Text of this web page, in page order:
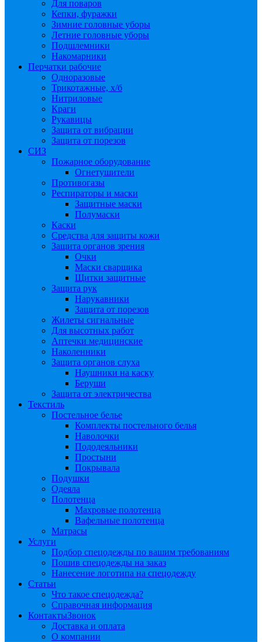
Для поваров
Кепки, фуражки
Зимние головные уборы
Летние головные уборы
Подшлемники
Накомарники
Перчатки рабочие
Одноразовые
Трикотажные, х/б
Нитриловые
Краги
Рукавицы
Защита от вибрации
Защита от порезов
СИЗ
Пожарное оборудование
Огнетушители
Противогазы
Респираторы и маски
Защитные маски
Полумаски
Каски
Средства для защиты кожи
Защита органов зрения
Очки
Маски сварщика
Щитки защитные
Защита рук
Нарукавники
Защита от порезов
Жилеты сигнальные
Для высотных работ
Аптечки медицинские
Наколенники
Защита органов слуха
Наушники на каску
Беруши
Защита от электричества
Текстиль
Постельное белье
Комплекты постельного белья
Наволочки
Пододеяльники
Простыни
Покрывала
Подушки
Одеяла
Полотенца
Махровые полотенца
Вафельные полотенца
Матрасы
Услуги
Подбор спецодежды по вашим требованиям
Пошив спецодежды на заказ
Нанесение логотипа на спецодежду
Статьи
Что такое спецодежда?
Справочная информация
КонтактыЗвонок
Доставка и оплата
О компании